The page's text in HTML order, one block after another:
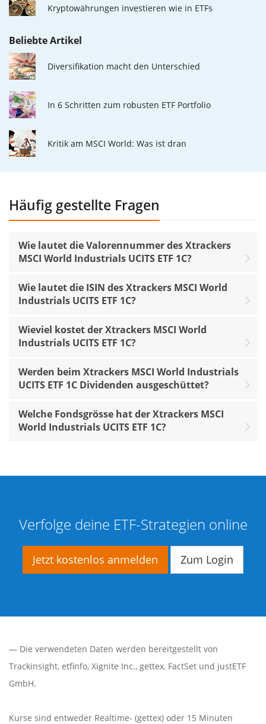
Kryptowährungen investieren wie in ETFs
Beliebte Artikel
Diversifikation macht den Unterschied
In 6 Schritten zum robusten ETF Portfolio
Kritik am MSCI World: Was ist dran
Häufig gestellte Fragen
Wie lautet die Valorennummer des Xtrackers
MSCI World Industrials UCITS ETF 1C?
Wie lautet die ISIN des Xtrackers MSCI World
Industrials UCITS ETF 1C?
Wieviel kostet der Xtrackers MSCI World
Industrials UCITS ETF 1C?
Werden beim Xtrackers MSCI World Industrials
UCITS ETF 1C Dividenden ausgeschüttet?
Welche Fondsgrösse hat der Xtrackers MSCI
World Industrials UCITS ETF 1C?
Verfolge deine ETF-Strategien online
Jetzt kostenlos anmelden Zum Login
— Die verwendeten Daten werden bereitgestellt von
Trackinsight, etfinfo, Xignite Inc., gettex, FactSet und justETF
GmbH.
Kurse sind entweder Realtime- (gettex) oder 15 Minuten